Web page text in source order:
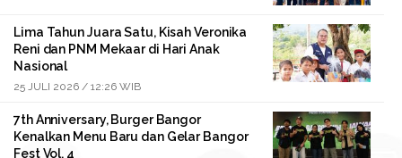
Lima Tahun Juara Satu, Kisah Veronika
Reni dan PNM Mekaar di Hari Anak
Nasional
25 JULI 2026 / 12:26 WIB
7th Anniversary, Burger Bangor
Kenalkan Menu Baru dan Gelar Bangor
Fest Vol. 4